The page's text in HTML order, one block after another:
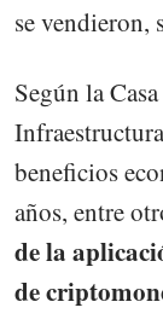
se vendieron,
Según la
beneficios
años, entre
de la
de